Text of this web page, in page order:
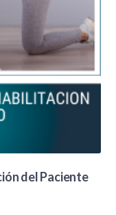
del Paciente